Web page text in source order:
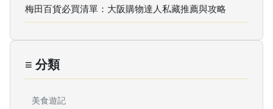
梅田百貨必買清單：大阪購物達人私藏推薦與攻略
≡ 分類
美食遊記